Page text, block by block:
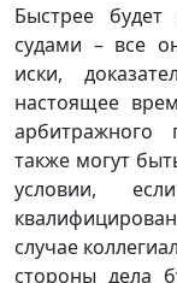
Быстрее будет
судами – все
иски,
настоящее
также могут
условии,
случае
стороны дела